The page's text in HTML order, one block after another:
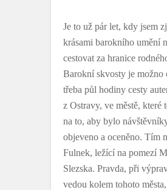
Je to už pár let, kdy jsem
krásami barokního umění
cestovat za hranice
Barokní skvosty je možno
třeba půl hodiny cesty
z Ostravy, ve městě, které
na to, aby bylo
objeveno a oceněno. Tím
Fulnek, ležící na pomezí
Slezska. Pravda, při
vedou kolem tohoto